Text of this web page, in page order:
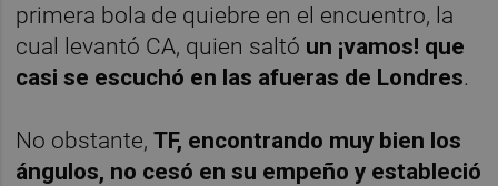
primera bola de quiebre en el encuentro, la
cual levantó CA, quien saltó un ¡vamos! que
casi se escuchó en las afueras de Londres.
No obstante,TF, encontrando muy bien los
ángulos, no cesó en su empeño y estableció